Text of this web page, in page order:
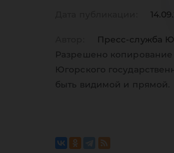
Пресс-служба
Разрешено копирование
Югорского
быть видимой и прямой.